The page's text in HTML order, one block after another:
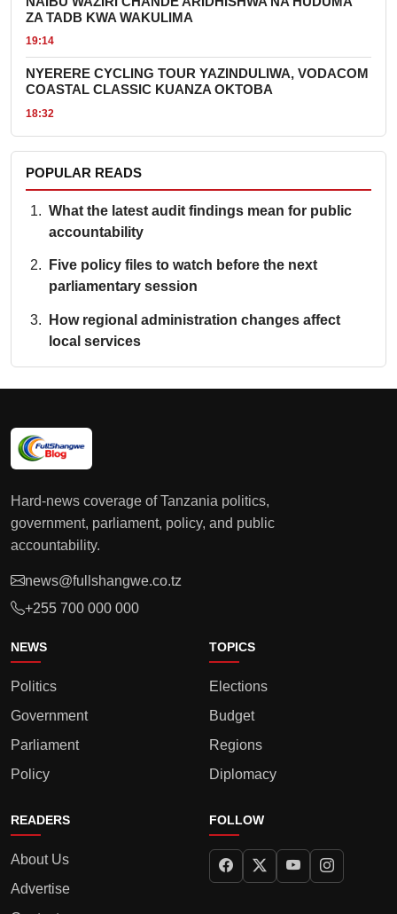
ZA TADB KWA WAKULIMA
19:14
NYERERE CYCLING TOUR YAZINDULIWA, VODACOM
COASTAL CLASSIC KUANZA OKTOBA
18:32
POPULAR READS
What the latest audit findings mean for public
accountability
Five policy files to watch before the next
parliamentary session
How regional administration changes affect
local services
Hard-news coverage of Tanzania politics,
government, parliament, policy, and public
accountability.
news@fullshangwe.co.tz
+255 700 000 000
NEWS
Politics
Government
Parliament
Policy
TOPICS
Elections
Budget
Regions
Diplomacy
READERS
About Us
Advertise
FOLLOW